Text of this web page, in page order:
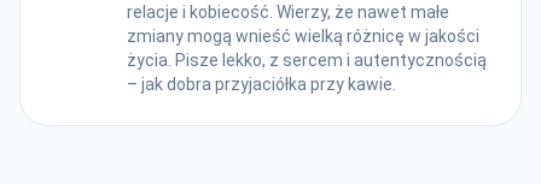
relacje i kobiecość. Wierzy, że nawet małe
zmiany mogą wnieść wielką różnicę w jakości
życia. Pisze lekko, z sercem i autentycznością
– jak dobra przyjaciółka przy kawie.